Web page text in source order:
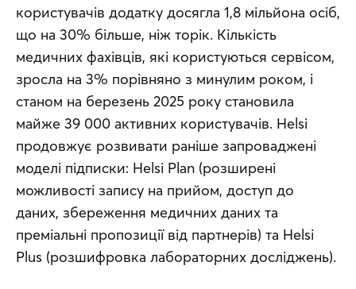
користувачів додатку досягла 1,8 мільйона осіб,
що на 30% більше, ніж торік. Кількість
медичних фахівців, які користуються сервісом,
зросла на 3% порівняно з минулим роком, і
станом на березень 2025 року становила
майже 39 000 активних користувачів. Helsi
продовжує розвивати раніше запроваджені
моделі підписки: Helsi Plan (розширені
можливості запису на прийом, доступ до
даних, збереження медичних даних та
преміальні пропозиції від партнерів) та Helsi
Plus (розшифровка лабораторних досліджень).